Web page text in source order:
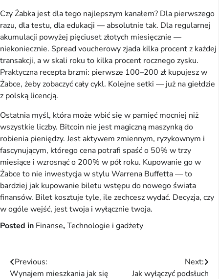
Czy Żabka jest dla tego najlepszym kanałem? Dla pierwszego
razu, dla testu, dla edukacji — absolutnie tak. Dla regularnej
akumulacji powyżej pięciuset złotych miesięcznie —
niekoniecznie. Spread voucherowy zjada kilka procent z każdej
transakcji, a w skali roku to kilka procent rocznego zysku.
Praktyczna recepta brzmi: pierwsze 100–200 zł kupujesz w
Żabce, żeby zobaczyć cały cykl. Kolejne setki — już na giełdzie
z polską licencją.
Ostatnia myśl, która może wbić się w pamięć mocniej niż
wszystkie liczby. Bitcoin nie jest magiczną maszynką do
robienia pieniędzy. Jest aktywem zmiennym, ryzykownym i
fascynującym, którego cena potrafi spaść o 50% w trzy
miesiące i wzrosnąć o 200% w pół roku. Kupowanie go w
Żabce to nie inwestycja w stylu Warrena Buffetta — to
bardziej jak kupowanie biletu wstępu do nowego świata
finansów. Bilet kosztuje tyle, ile zechcesz wydać. Decyzja, czy
w ogóle wejść, jest twoja i wyłącznie twoja.
Posted in Finanse,Technologie i gadżety
Nawigacja
Previous:
Wynajem mieszkania jak się
Next:
Jak wyłączyć podsłuch